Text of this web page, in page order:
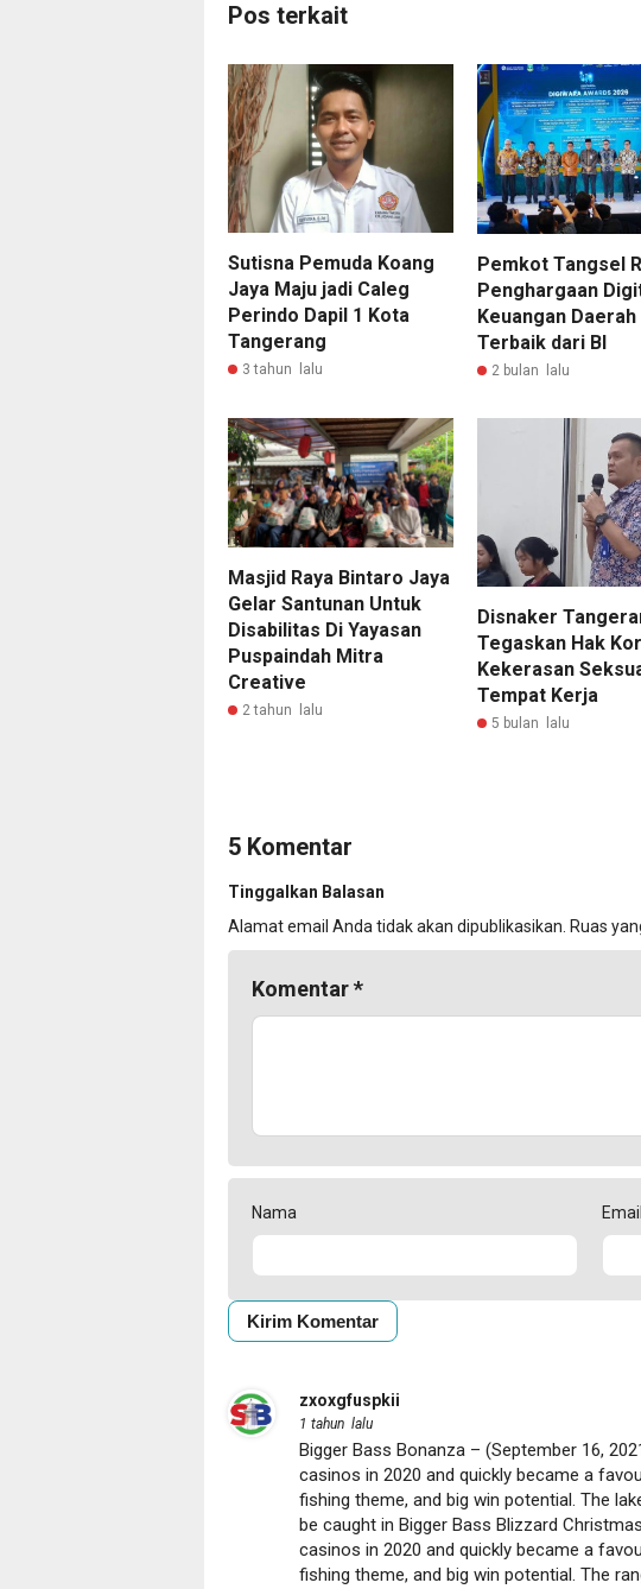
Pos terkait
Sutisna Pemuda Koang
Jaya Maju jadi Caleg
Perindo Dapil 1 Kota
Tangerang
3 tahun lalu
Pemkot Tangsel
Penghargaan
Keuangan Daerah
Terbaik dari BI
2 bulan lalu
Masjid Raya Bintaro Jaya
Gelar Santunan Untuk
Disabilitas Di Yayasan
Puspaindah Mitra
Creative
2 tahun lalu
Disnaker
Tegaskan Hak
Kekerasan
Tempat Kerja
5 bulan lalu
5 Komentar
Tinggalkan Balasan
Alamat email Anda tidak akan dipublikasikan. Ruas
Komentar*
Nama Email
zxoxgfuspkii
1 tahun lalu
Bigger Bass Bonanza – (September 16,
casinos in 2020 and quickly became a
fishing theme, and big win potential. The
be caught in Bigger Bass Blizzard
casinos in 2020 and quickly became a
fishing theme, and big win potential. The